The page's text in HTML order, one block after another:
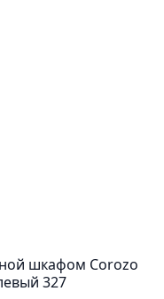
шкафом Corozo
327